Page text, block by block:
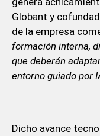
Globant y
de la empresa
formación interna,
que deberán
entorno guiado por
Dicho avance